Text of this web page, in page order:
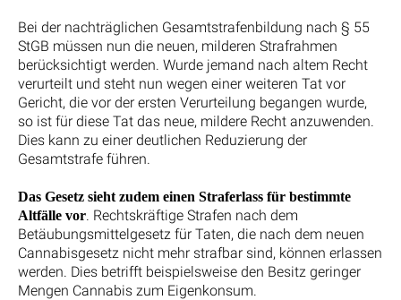
Bei der nachträglichen Gesamtstrafenbildung nach § 55
StGB müssen nun die neuen, milderen Strafrahmen
berücksichtigt werden. Wurde jemand nach altem Recht
verurteilt und steht nun wegen einer weiteren Tat vor
Gericht, die vor der ersten Verurteilung begangen wurde,
so ist für diese Tat das neue, mildere Recht anzuwenden.
Dies kann zu einer deutlichen Reduzierung der
Gesamtstrafe führen.
Das Gesetz sieht zudem einen Straferlass für bestimmte
Altfälle vor. Rechtskräftige Strafen nach dem
Betäubungsmittelgesetz für Taten, die nach dem neuen
Cannabisgesetz nicht mehr strafbar sind, können erlassen
werden. Dies betrifft beispielsweise den Besitz geringer
Mengen Cannabis zum Eigenkonsum.